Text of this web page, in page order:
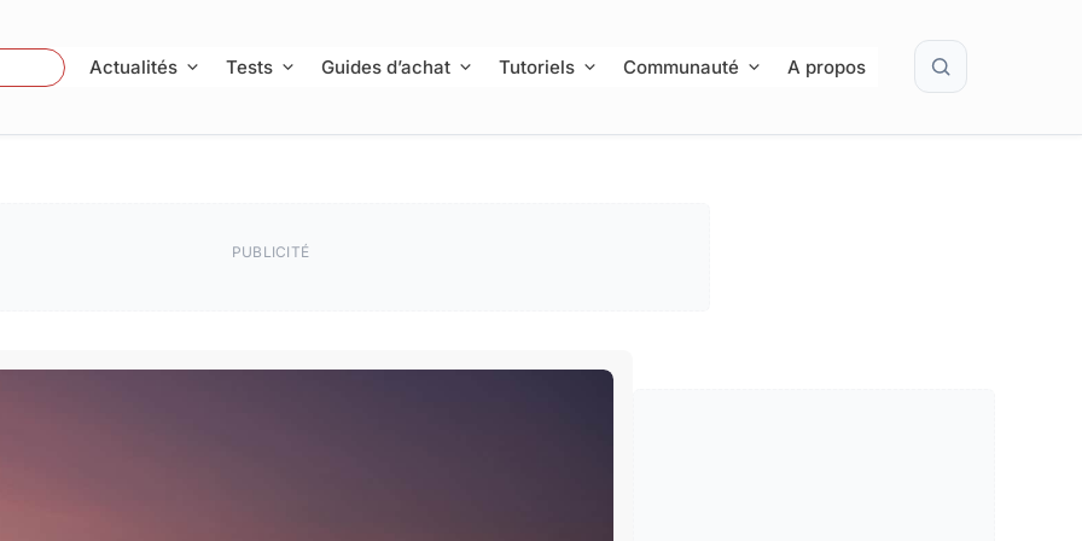
Actualités Tests Guides d’achat Tutoriels Communauté A propos Rechercher
PUBLICITÉ